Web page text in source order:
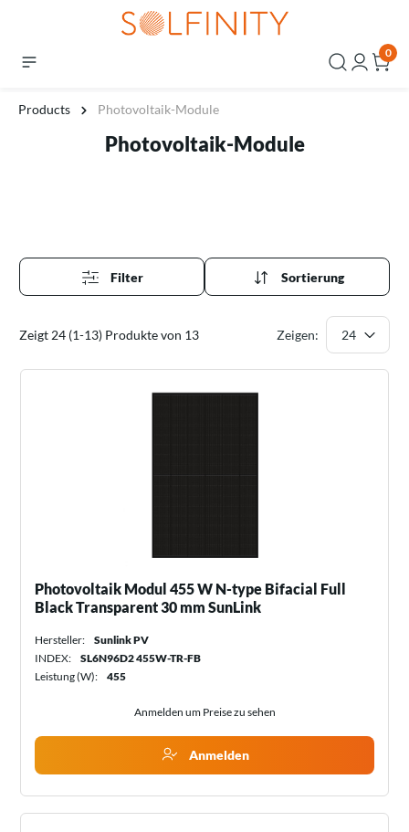
0
Products Photovoltaik-Module
Photovoltaik-Module
Filter Sortierung
Zeigt 24 (1-13) Produkte von 13 Zeigen:
Photovoltaik Modul 455 W N-type Bifacial Full
Black Transparent 30 mm SunLink
Hersteller:
Sunlink PV
INDEX:
SL6N96D2 455W-TR-FB
Leistung (W):
455
Anmelden um Preise zu sehen
Anmelden